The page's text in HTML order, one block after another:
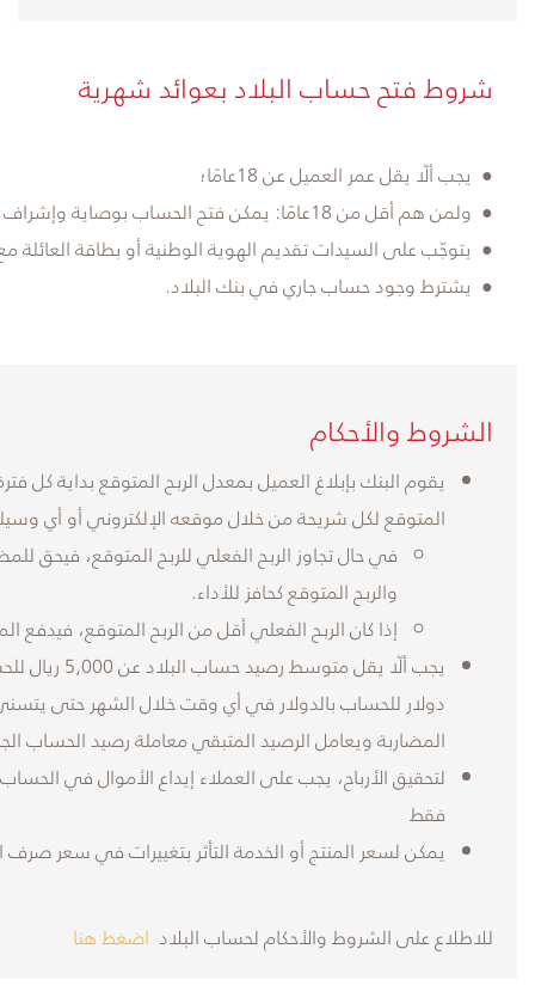
شروط فتح حساب البلاد بعوائد شهرية
● يجب ألّا يقل عمر العميل عن 18عامًا؛
● ولمن هم أقل من 18عامًا: يمكن فتح الحساب بوصاية وإشراف الولي الشرعي.
● يتوجّب على السيدات تقديم الهوية الوطنية أو بطاقة العائلة
● يشترط وجود حساب جاري في بنك البلاد.
الشروط والأحكام
يقوم البنك بإبلاغ العميل بمعدل الربح المتوقع بداية كل
المتوقع لكل شريحة من خلال موقعه الإلكتروني أو أي
في حال تجاوز الربح الفعلي للربح المتوقع، فيحق
والربح المتوقع كحافز للأداء.
إذا كان الربح الفعلي أقل من الربح المتوقع، فيدفع
يجب ألّا يقل
دولار للحساب بالدولار في أي وقت خلال الشهر حتى
المضاربة ويعامل الرصيد المتبقي معاملة رصيد الحساب
لتحقيق الأرباح، يجب على العملاء إيداع الأموال في
فقط
يمكن لسعر المنتج أو الخدمة التأثر بتغييرات في سعر صرف
للاطلاع على الشروط والأحكام لحساب البلاد اضغط هنا